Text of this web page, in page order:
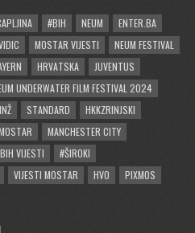
#BIH NEUM
ENTER.BA
MOSTAR VIJESTI
NEUM FESTIVAL
HRVATSKA
JUVENTUS
UNDERWATER FILM FESTIVAL 2024
STANDARD
HKKZRINJSKI
MANCHESTER CITY
BIH VIJESTI
#ŠIROKI
VIJESTI MOSTAR HVO
PIXMOS